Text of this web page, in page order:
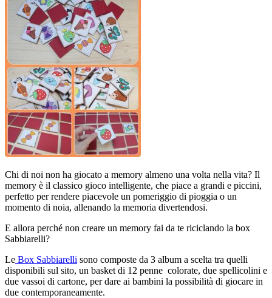
Chi di noi non ha giocato a memory almeno una volta nella vita? Il
memory è il classico gioco intelligente, che piace a grandi e piccini,
perfetto per rendere piacevole un pomeriggio di pioggia o un
momento di noia, allenando la memoria divertendosi.
E allora perché non creare un memory fai da te riciclando la box
Sabbiarelli?
Le Box Sabbiarelli sono composte da 3 album a scelta tra quelli
disponibili sul sito, un basket di 12 penne colorate, due spellicolini e
due vassoi di cartone, per dare ai bambini la possibilità di giocare in
due contemporaneamente.